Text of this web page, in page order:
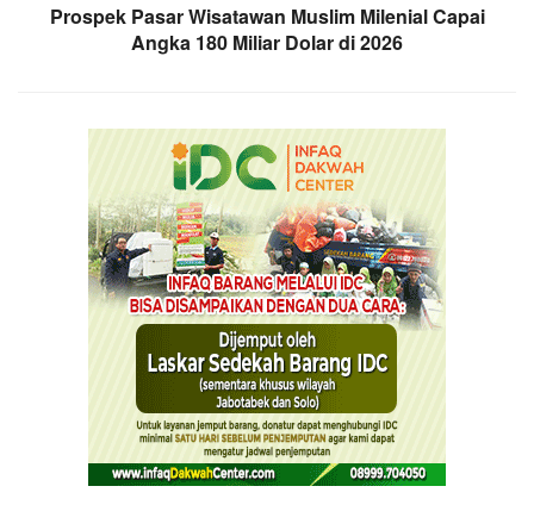
Prospek Pasar Wisatawan Muslim Milenial Capai
Angka 180 Miliar Dolar di 2026